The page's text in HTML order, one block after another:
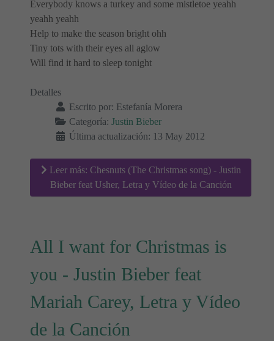
Everybody knows a turkey and some mistletoe yeahh
yeahh yeahh
Help to make the season bright ohh
Tiny tots with their eyes all aglow
Will find it hard to sleep tonight
Detalles
Escrito por: Estefanía Morera
Categoría: Justin Bieber
Última actualización: 13 May 2012
Leer más: Chesnuts (The Christmas song) - Justin
Bieber feat Usher, Letra y Vídeo de la Canción
All I want for Christmas is
you - Justin Bieber feat
Mariah Carey, Letra y Vídeo
de la Canción